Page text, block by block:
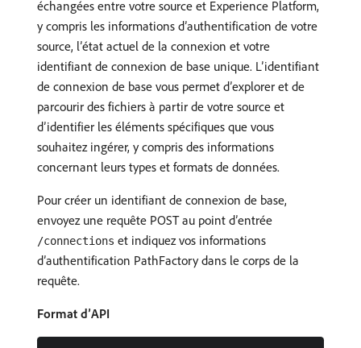
échangées entre votre source et Experience Platform,
y compris les informations d’authentification de votre
source, l’état actuel de la connexion et votre
identifiant de connexion de base unique. L’identifiant
de connexion de base vous permet d’explorer et de
parcourir des fichiers à partir de votre source et
d’identifier les éléments spécifiques que vous
souhaitez ingérer, y compris des informations
concernant leurs types et formats de données.
Pour créer un identifiant de connexion de base,
envoyez une requête POST au point d’entrée
/connections et indiquez vos informations
d’authentification PathFactory dans le corps de la
requête.
Format d’API